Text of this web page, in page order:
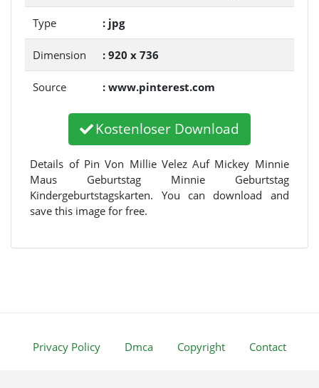
Type : jpg
Dimension : 920 x 736
Source : www.pinterest.com
Kostenloser Download
Details of Pin Von Millie Velez Auf Mickey Minnie
Maus Geburtstag Minnie Geburtstag
Kindergeburtstagskarten. You can download and
save this image for free.
Privacy Policy Dmca Copyright Contact